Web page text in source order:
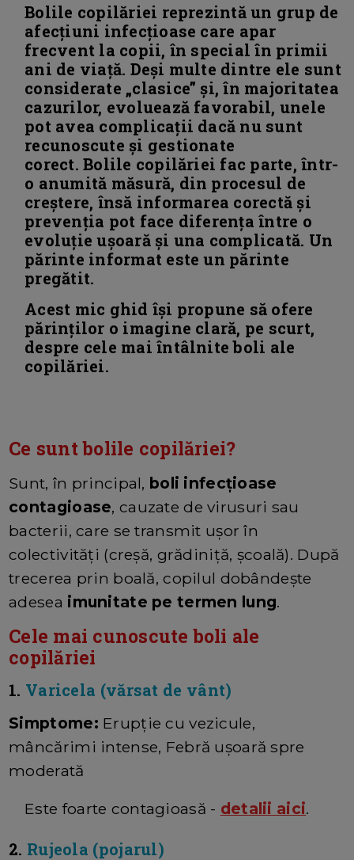
Bolile copilăriei reprezintă un grup de
afecțiuni infecțioase care apar
frecvent la copii, în special în primii
ani de viață. Deși multe dintre ele sunt
considerate „clasice” și, în majoritatea
cazurilor, evoluează favorabil, unele
pot avea complicații dacă nu sunt
recunoscute și gestionate
corect. Bolile copilăriei fac parte, într-
o anumită măsură, din procesul de
creștere, însă informarea corectă și
prevenția pot face diferența între o
evoluție ușoară și una complicată. Un
părinte informat este un părinte
pregătit.
Acest mic ghid își propune să ofere
părinților o imagine clară, pe scurt,
despre cele mai întâlnite boli ale
copilăriei.
Ce sunt bolile copilăriei?
Sunt, în principal, boli infecțioase
contagioase, cauzate de virusuri sau
bacterii, care se transmit ușor în
colectivități (creșă, grădiniță, școală). După
trecerea prin boală, copilul dobândește
adesea imunitate pe termen lung.
Cele mai cunoscute boli ale
copilăriei
1. Varicela (vărsat de vânt)
Simptome: Erupție cu vezicule,
mâncărimi intense, Febră ușoară spre
moderată
Este foarte contagioasă - detalii aici.
2. Rujeola (pojarul)